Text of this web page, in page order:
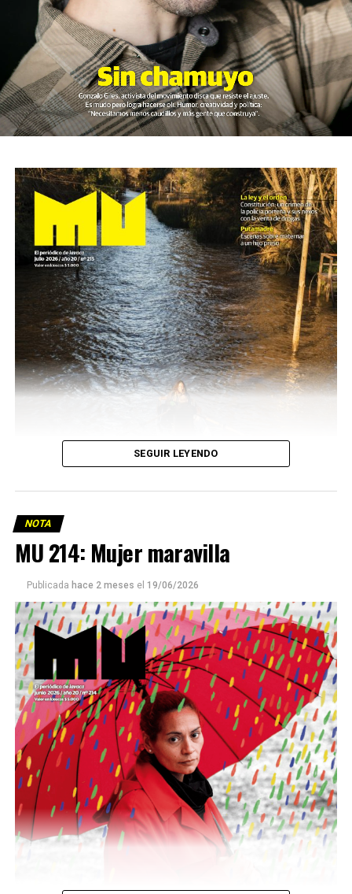
Este número 215 de MU ☝️viene con doble tapa, que
podría ser una frase:
Sin chamuyo, a remarla.
Descargar la Mu en PDF
SEGUIR LEYENDO
NOTA
MU 214: Mujer maravilla
Publicada hace 2 meses el 19/06/2026